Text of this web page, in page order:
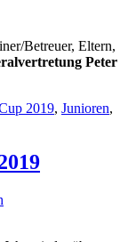
Betreuer, Eltern,
Peter
2019, Junioren,